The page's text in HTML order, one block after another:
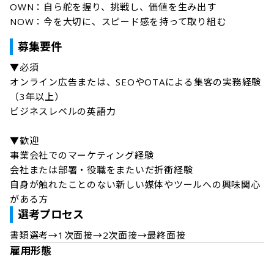
OWN：自ら舵を握り、挑戦し、価値を生み出す
NOW：今を大切に、スピード感を持って取り組む
募集要件
▼必須
オンライン広告または、SEOやOTAによる集客の実務経験
（3年以上）
ビジネスレベルの英語力
▼歓迎
事業会社でのマーケティング経験
会社または部署・役職をまたいだ折衝経験
自身が触れたことのない新しい媒体やツールへの興味関心
がある方
選考プロセス
雇用形態